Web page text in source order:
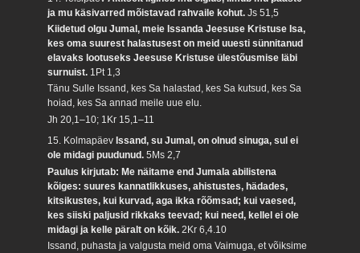
ja mu käsivarred mõistavad rahvaile kohut.Js 51,5
Kiidetud olgu Jumal, meie Issanda Jeesuse Kristuse Isa,
kes oma suurest halastusest on meid uuesti sünnitanud
elavaks lootuseks Jeesuse Kristuse ülestõusmise läbi
surnuist. 1Pt 1,3
Tänu Sulle Issand, kes Sa halastad, kes Sa kutsud, kes Sa
hoiad, kes Sa annad meile uue elu.
Jh 20,1–10; 1Kr 15,1–11
15. Kolmapäev Issand, su Jumal, on olnud sinuga, sul ei
ole midagi puudunud.5Ms 2,7
Paulus kirjutab: Me näitame end Jumala abilistena
kõiges: suures kannatlikkuses, ahistustes, hädades,
kitsikustes, kui kurvad, aga ikka rõõmsad; kui vaesed,
kes siiski paljusid rikkaks teevad; kui need, kellel ei ole
midagi ja kelle päralt on kõik.2Kr 6,4.10
Issand, puhasta ja valgusta meid oma Vaimuga, et võiksime